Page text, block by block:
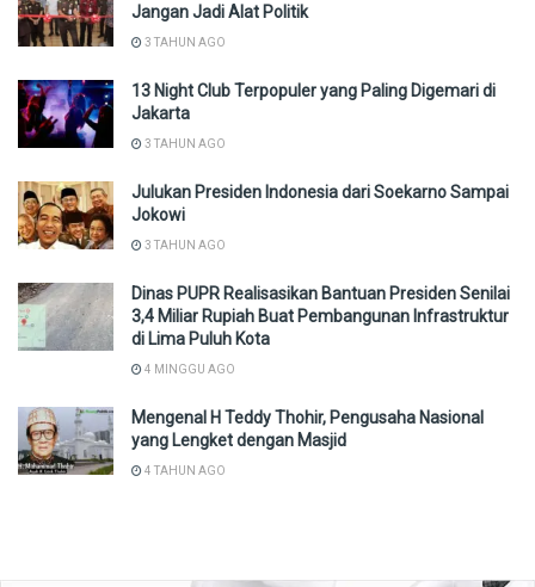
Jangan Jadi Alat Politik
3 TAHUN AGO
13 Night Club Terpopuler yang Paling Digemari di
Jakarta
3 TAHUN AGO
Julukan Presiden Indonesia dari Soekarno Sampai
Jokowi
3 TAHUN AGO
Dinas PUPR Realisasikan Bantuan Presiden Senilai
3,4 Miliar Rupiah Buat Pembangunan Infrastruktur
di Lima Puluh Kota
4 MINGGU AGO
Mengenal H Teddy Thohir, Pengusaha Nasional
yang Lengket dengan Masjid
4 TAHUN AGO